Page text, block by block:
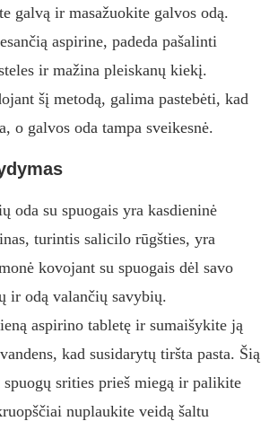
galvą ir masažuokite galvos odą.
aspirine, padeda pašalinti
ir mažina pleiskanų kiekį.
šį metodą, galima pastebėti, kad
o galvos oda tampa sveikesnė.
oda su spuogais yra kasdieninė
turintis salicilo rūgšties, yra
kovojant su spuogais dėl savo
ir odą valančių savybių.
aspirino tabletę ir sumaišykite ją
kad susidarytų tiršta pasta. Šią
spuogų srities prieš miegą ir palikite
nuplaukite veidą šaltu